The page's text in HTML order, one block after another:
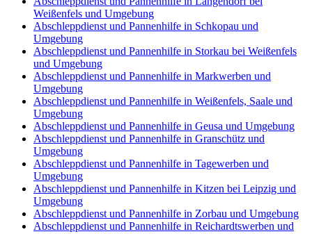
Weißenfels und Umgebung
Abschleppdienst und Pannenhilfe in Schkopau und
Umgebung
Abschleppdienst und Pannenhilfe in Storkau bei Weißenfels
und Umgebung
Abschleppdienst und Pannenhilfe in Markwerben und
Umgebung
Abschleppdienst und Pannenhilfe in Weißenfels, Saale und
Umgebung
Abschleppdienst und Pannenhilfe in Geusa und Umgebung
Abschleppdienst und Pannenhilfe in Granschütz und
Umgebung
Abschleppdienst und Pannenhilfe in Tagewerben und
Umgebung
Abschleppdienst und Pannenhilfe in Kitzen bei Leipzig und
Umgebung
Abschleppdienst und Pannenhilfe in Zorbau und Umgebung
Abschleppdienst und Pannenhilfe in Reichardtswerben und